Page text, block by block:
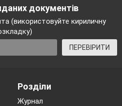
документів
(використовуйте кириличну
ПЕРЕВІРИТИ
Розділи
Журнал